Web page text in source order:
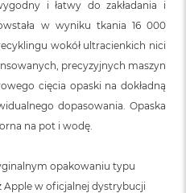
i łatwy do zakładania i
w wyniku tkania 16 000
wokół ultracienkich nici
precyzyjnych maszyn
cięcia opaski na dokładną
dopasowania. Opaska
na pot i wodę.
opakowaniu typu
Apple w oficjalnej dystrybucji